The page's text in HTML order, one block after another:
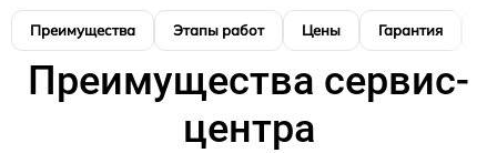
Преимущества Этапы работ Цены Гарантия
Преимущества сервис-
центра